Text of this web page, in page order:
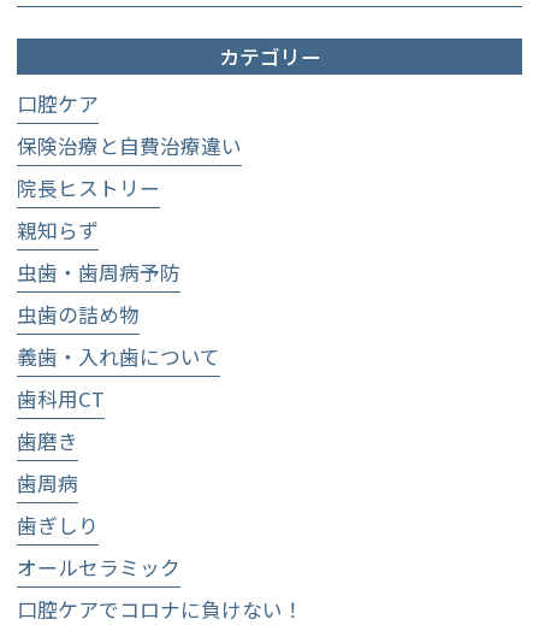
カテゴリー
口腔ケア
保険治療と自費治療違い
院長ヒストリー
親知らず
虫歯・歯周病予防
虫歯の詰め物
義歯・入れ歯について
歯科用CT
歯磨き
歯周病
歯ぎしり
オールセラミック
口腔ケアでコロナに負けない！